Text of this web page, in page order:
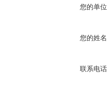
您的单
您的姓
联系电